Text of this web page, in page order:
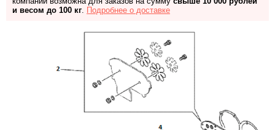
и весом до 100 кг. Подробнее о доставке